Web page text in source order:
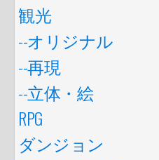
観光
--オリジナル
--再現
--立体・絵
RPG
ダンジョン